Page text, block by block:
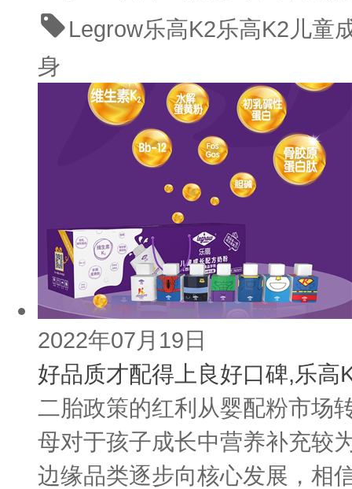
Legrow乐高K2乐高K2儿童
身
2022年07月19日
好品质才配得上良好口碑,乐
二胎政策的红利从婴配粉市场
母对于孩子成长中营养补充较
边缘品类逐步向核心发展，相